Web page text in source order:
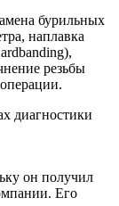
бурильных
наплавка
резьбы
диагностики
он получил
Его